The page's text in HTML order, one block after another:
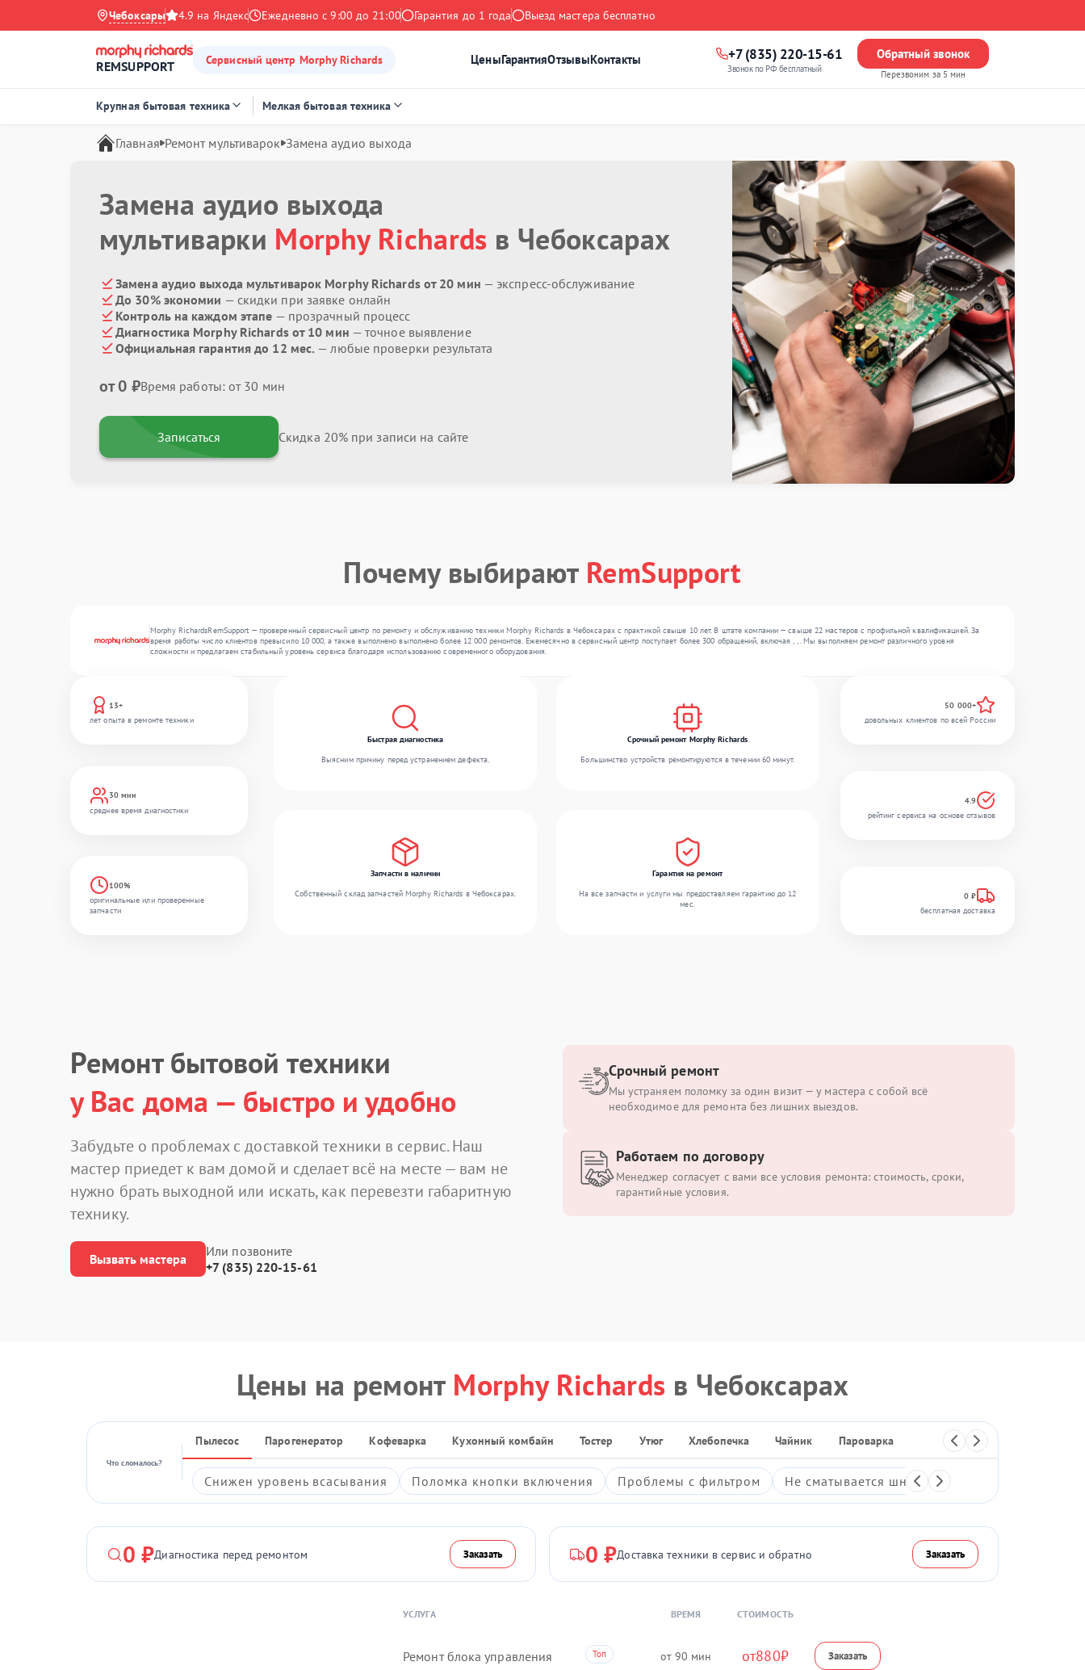
Чебоксары 4.9 на Яндекс Ежедневно с 9:00 до 21:00 Гарантия до 1 года Выезд мастера бесплатно
REMSUPPORT Сервисный центр Morphy Richards ЦеныГарантияОтзывыКонтакты +7 (835) 220-15-61
Звонок по РФ бесплатный
Обратный звонок
Перезвоним за 5 мин
Крупная бытовая техника Мелкая бытовая техника
Главная Ремонт мультиварок Замена аудио выхода
Замена аудио выхода
мультиварки Morphy Richards в Чебоксарах
Замена аудио выхода мультиварок Morphy Richards от 20 мин — экспресс-обслуживание
До 30% экономии — скидки при заявке онлайн
Контроль на каждом этапе — прозрачный процесс
Диагностика Morphy Richards от 10 мин — точное выявление
Официальная гарантия до 12 мес. — любые проверки результата
от 0 ₽Время работы: от 30 мин
Записаться Скидка 20% при записи на сайте
Почему выбирают RemSupport
Morphy RichardsRemSupport — проверенный сервисный центр по ремонту и обслуживанию техники Morphy Richards в Чебоксарах с практикой свыше 10 лет. В штате компании — свыше 22 мастеров с профильной квалификацией. За
время работы число клиентов превысило 10 000, а также выполнено выполнено более 12 000 ремонтов. Ежемесячно в сервисный центр поступает более 300 обращений, включая , , . Мы выполняем ремонт различного уровня
сложности и предлагаем стабильный уровень сервиса благодаря использованию современного оборудования.
13+
лет опыта в ремонте техники
30 мин
среднее время диагностики
100%
оригинальные или проверенные
запчасти
Быстрая диагностика
Выясним причину перед устранением дефекта.
Срочный ремонт Morphy Richards
Большинство устройств ремонтируются в течении 60 минут.
Запчасти в наличии
Собственный склад запчастей Morphy Richards в Чебоксарах.
Гарантия на ремонт
На все запчасти и услуги мы предоставляем гарантию до 12
мес.
50 000+
довольных клиентов по всей России
4.9
рейтинг сервиса на основе отзывов
0 ₽
бесплатная доставка
Ремонт бытовой техники
у Вас дома — быстро и удобно
Забудьте о проблемах с доставкой техники в сервис. Наш
мастер приедет к вам домой и сделает всё на месте — вам не
нужно брать выходной или искать, как перевезти габаритную
технику.
Вызвать мастера
Или позвоните
+7 (835) 220-15-61
Срочный ремонт
Мы устраняем поломку за один визит — у мастера с собой всё
необходимое для ремонта без лишних выездов.
Работаем по договору
Менеджер согласует с вами все условия ремонта: стоимость, сроки,
гарантийные условия.
Цены на ремонт Morphy Richards в Чебоксарах
Что сломалось?
Пылесос Парогенератор Кофеварка Кухонный комбайн Тостер Утюг Хлебопечка Чайник Пароварка Отпариватель
Снижен уровень всасывания Поломка кнопки включения Проблемы с фильтром Не сматывается шнур Протечка
0 ₽Диагностика перед ремонтом Заказать 0 ₽Доставка техники в сервис и обратно Заказать
УСЛУГА ВРЕМЯ СТОИМОСТЬ
Ремонт блока управления 90 880